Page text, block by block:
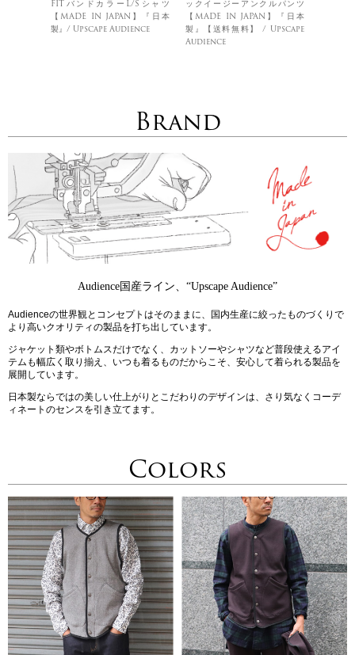
FITバンドカラーL/Sシャツ
【MADE IN JAPAN】『日本
製』/ Upscape Audience
ックイージーアンクルパンツ
【MADE IN JAPAN】『日本
製』【送料無料】 / Upscape
Audience
Brand
Audience国産ライン、“Upscape Audience”
Audienceの世界観とコンセプトはそのままに、国内生産に絞ったものづくりで
より高いクオリティの製品を打ち出しています。
ジャケット類やボトムスだけでなく、カットソーやシャツなど普段使えるアイ
テムも幅広く取り揃え、いつも着るものだからこそ、安心して着られる製品を
展開しています。
日本製ならではの美しい仕上がりとこだわりのデザインは、さり気なくコーデ
ィネートのセンスを引き立てます。
Colors